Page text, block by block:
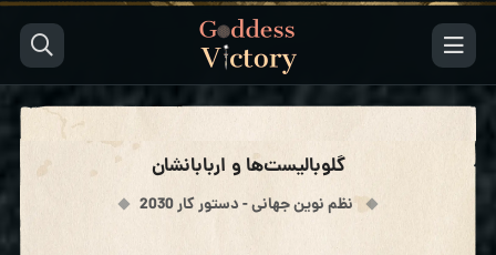
گلوبالیست‌ها و اربابانشان
نظم نوین جهانی - دستور کار 2030